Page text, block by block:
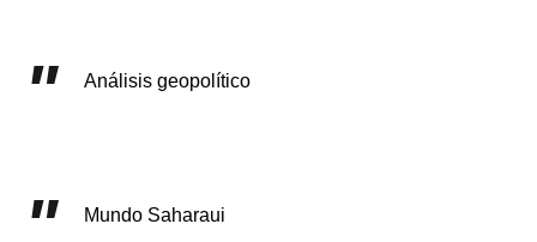
Análisis geopolítico
Mundo Saharaui